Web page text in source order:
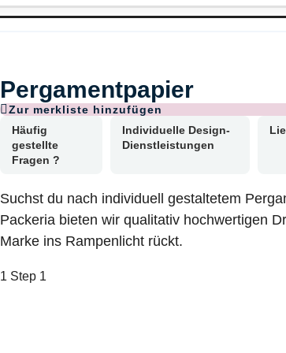
Pergamentpapier
Häufig
gestellte
Fragen ?
Individuelle Design-
Dienstleistungen
Suchst du nach individuell gestaltetem
Packeria bieten wir qualitativ hochwertigen
Marke ins Rampenlicht rückt.
1 Step 1